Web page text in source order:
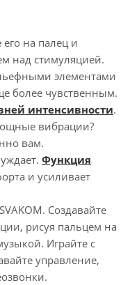
на палец и
над стимуляцией.
элементами
более чувственным.
интенсивности.
вибрации?
вам.
Функция
и усиливает
Создавайте
рисуя пальцем на
Играйте с
управление,